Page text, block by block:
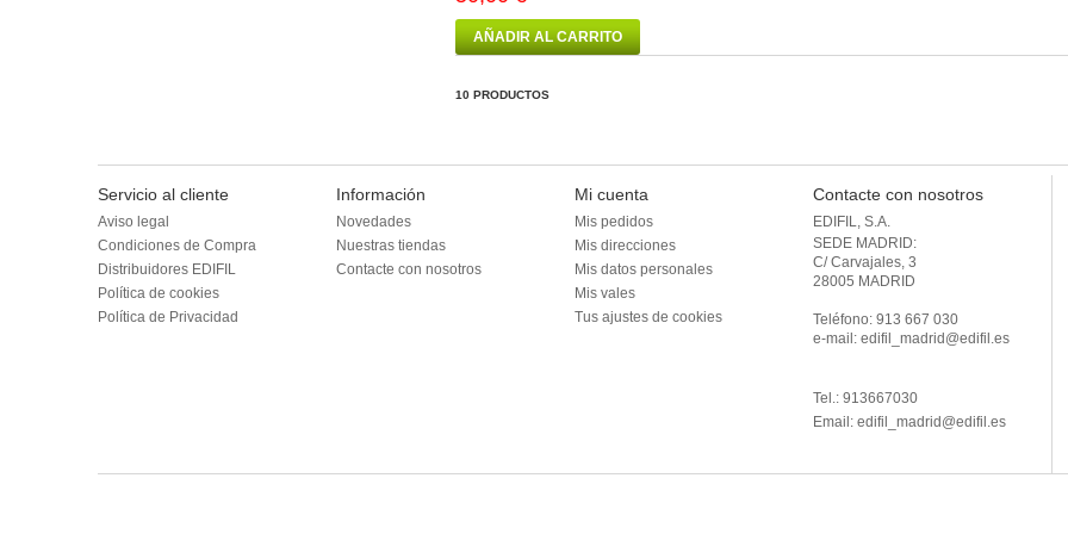
AÑADIR AL CARRITO
10 PRODUCTOS
Servicio al cliente
Aviso legal
Condiciones de Compra
Distribuidores EDIFIL
Política de cookies
Política de Privacidad
Información
Novedades
Nuestras tiendas
Contacte con nosotros
Mi cuenta
Mis pedidos
Mis direcciones
Mis datos personales
Mis vales
Tus ajustes de cookies
Contacte con nosotros
EDIFIL, S.A.
SEDE MADRID:
C/ Carvajales, 3
28005 MADRID
Teléfono: 913 667 030
e-mail: edifil_madrid@edifil.es
Tel.: 913667030
Email: edifil_madrid@edifil.es